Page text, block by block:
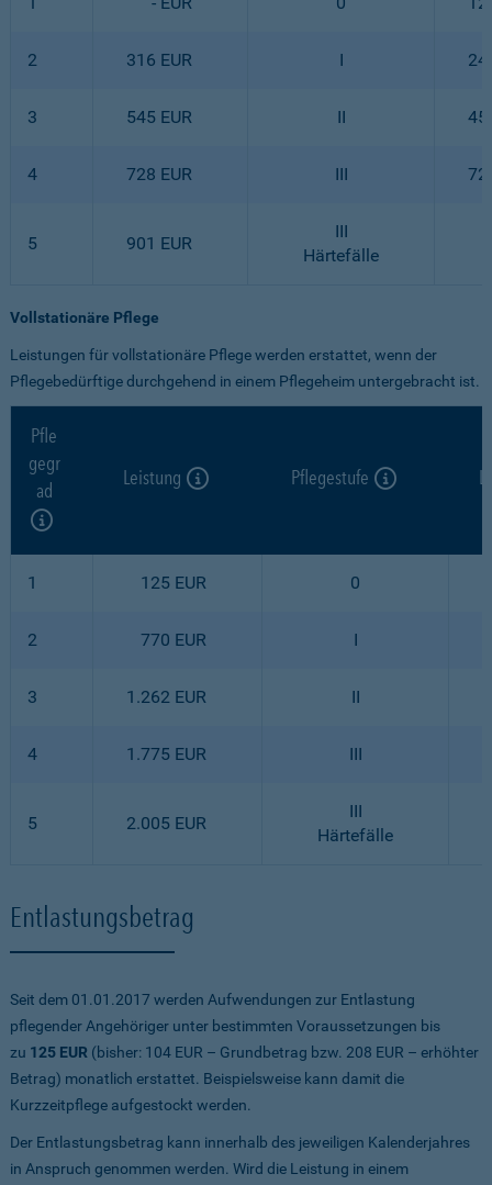
2 316 EUR I
3 545 EUR II
4 728 EUR III
5 901 EUR
III
Härtefälle
Vollstationäre Pflege
Leistungen für vollstationäre Pflege werden erstattet, wenn der
Pflegebedürftige durchgehend in einem Pflegeheim untergebracht ist.
Pfle
gegr
ad
Leistung Pflegestufe
1 125 EUR 0
2 770 EUR I
3 1.262 EUR II
4 1.775 EUR III
5 2.005 EUR
III
Härtefälle
Entlastungsbetrag
Seit dem 01.01.2017 werden Aufwendungen zur Entlastung
pflegender Angehöriger unter bestimmten Voraussetzungen bis
zu 125 EUR (bisher: 104 EUR – Grundbetrag bzw. 208 EUR – erhöhter
Betrag) monatlich erstattet. Beispielsweise kann damit die
Kurzzeitpflege aufgestockt werden.
Der Entlastungsbetrag kann innerhalb des jeweiligen Kalenderjahres
in Anspruch genommen werden. Wird die Leistung in einem